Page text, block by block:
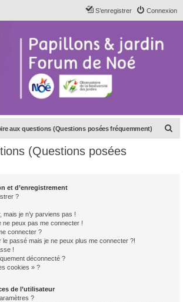
Connexion
S’enregistrer
aux questions (Questions posées fréquemment)
(Questions posées
et d’enregistrement
?
mais je n’y parviens pas !
ne peux pas me connecter !
connecter ?
passé mais je ne peux plus me connecter ?!
!
déconnecté ?
cookies » ?
de l’utilisateur
?